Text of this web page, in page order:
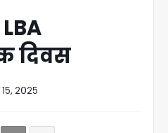
दिवस
२०२५